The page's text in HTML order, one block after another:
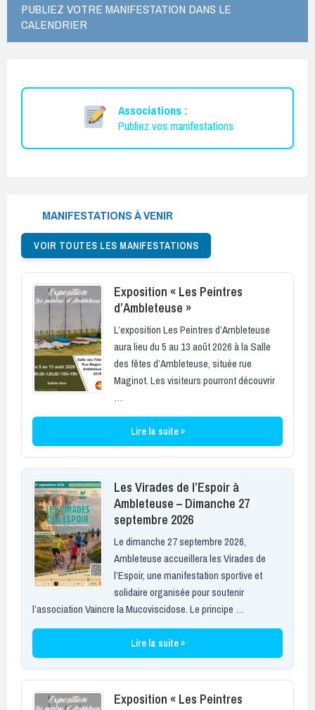
PUBLIEZ VOTRE MANIFESTATION DANS LE
CALENDRIER
Associations :
Publiez vos manifestations
MANIFESTATIONS À VENIR
VOIR TOUTES LES MANIFESTATIONS
Exposition « Les Peintres
d’Ambleteuse »
L’exposition Les Peintres d’Ambleteuse
aura lieu du 5 au 13 août 2026 à la Salle
des fêtes d’Ambleteuse, située rue
Maginot. Les visiteurs pourront découvrir
…
Lire la suite »
Les Virades de l’Espoir à
Ambleteuse – Dimanche 27
septembre 2026
Le dimanche 27 septembre 2026,
Ambleteuse accueillera les Virades de
l’Espoir, une manifestation sportive et
solidaire organisée pour soutenir
l’association Vaincre la Mucoviscidose. Le principe …
Lire la suite »
Exposition « Les Peintres